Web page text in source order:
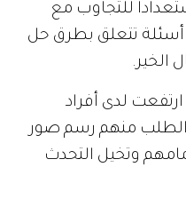
للتجاوب مع
أسئلة تتعلق بطرق حل
الخير.
لدى أفراد
الطلب منهم رسم صور
وتخيل التحدث